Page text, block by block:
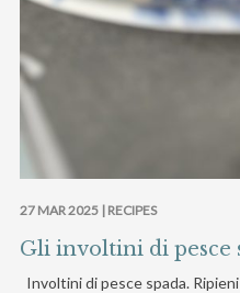
27 MAR 2025 | RECIPES
Gli involtini di pesce
Involtini di pesce spada.